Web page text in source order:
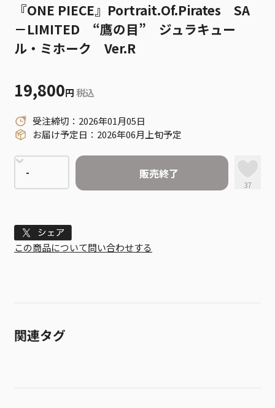
『ONE PIECE』Portrait.Of.Pirates SA
－LIMITED “鷹の目” ジュラキュー
ル・ミホーク Ver.R
19,800円 税込
受注締切：2026年01月05日
お届け予定日：2026年06月上旬予定
販売終了
37
Tweet
この商品について問い合わせする
関連タグ